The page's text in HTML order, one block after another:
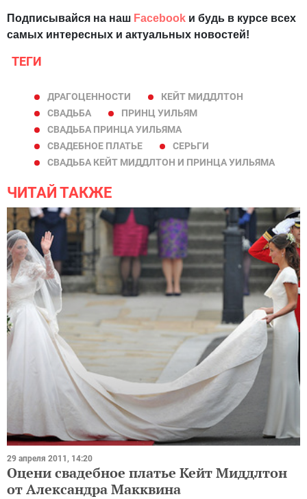
Подписывайся на наш Facebook и будь в курсе всех
самых интересных и актуальных новостей!
ТЕГИ
ДРАГОЦЕННОСТИ
КЕЙТ МИДДЛТОН
СВАДЬБА
ПРИНЦ УИЛЬЯМ
СВАДЬБА ПРИНЦА УИЛЬЯМА
СВАДЕБНОЕ ПЛАТЬЕ
СЕРЬГИ
СВАДЬБА КЕЙТ МИДДЛТОН И ПРИНЦА УИЛЬЯМА
ЧИТАЙ ТАКЖЕ
29 апреля 2011, 14:20
Оцени свадебное платье Кейт Миддлтон
от Александра Макквина